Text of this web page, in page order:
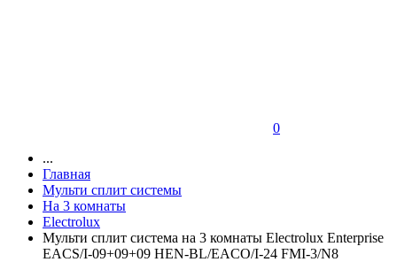
0
...
Главная
Мульти сплит системы
На 3 комнаты
Electrolux
Мульти сплит система на 3 комнаты Electrolux Enterprise
EACS/I-09+09+09 HEN-BL/EACO/I-24 FMI-3/N8